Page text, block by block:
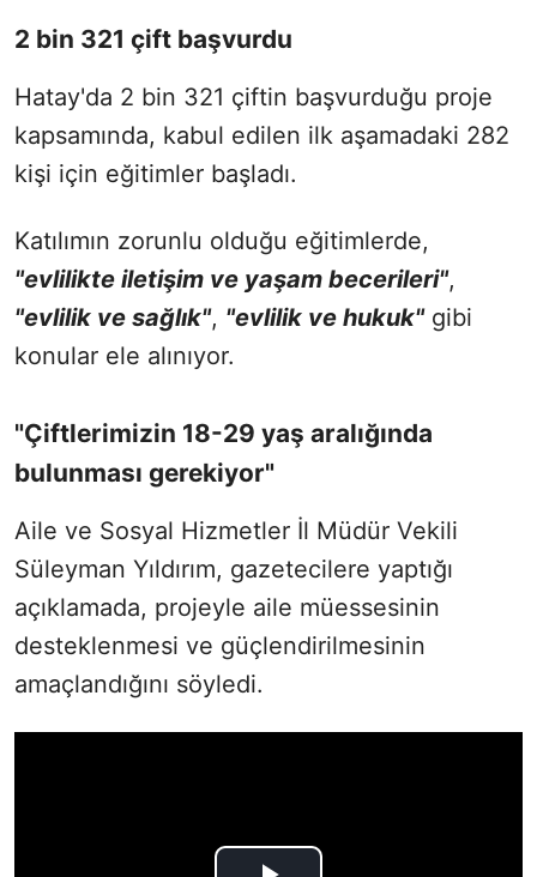
2 bin 321 çift başvurdu
Hatay'da 2 bin 321 çiftin başvurduğu proje
kapsamında, kabul edilen ilk aşamadaki 282
kişi için eğitimler başladı.
Katılımın zorunlu olduğu eğitimlerde,
"evlilikte iletişim ve yaşam becerileri",
"evlilik ve sağlık", "evlilik ve hukuk"gibi
konular ele alınıyor.
"Çiftlerimizin 18-29 yaş aralığında
bulunması gerekiyor"
Aile ve Sosyal Hizmetler İl Müdür Vekili
Süleyman Yıldırım, gazetecilere yaptığı
açıklamada, projeyle aile müessesinin
desteklenmesi ve güçlendirilmesinin
amaçlandığını söyledi.